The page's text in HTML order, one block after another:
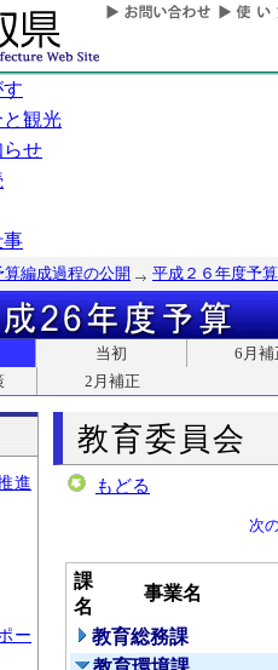
観光
らせ
事
算編成過程の公開 平成２６年度予算
当初
6月補
2月補正
進
ー
教育委員会
もどる
次
課
名
事業名
教育総務課